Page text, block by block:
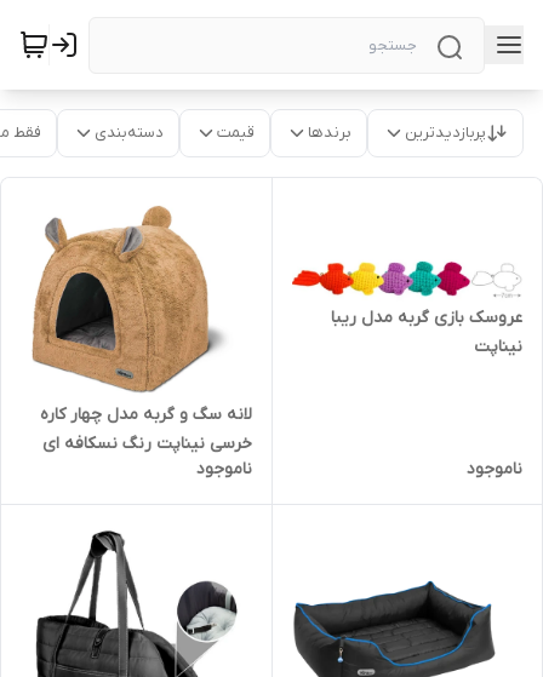
پربازدیدترین برندها قیمت دسته‌بندی فقط
عروسک بازی گربه مدل ریبا
نیناپت
ناموجود
لانه سگ و گربه مدل چهار کاره
خرسی نیناپت رنگ نسکافه ای
ناموجود